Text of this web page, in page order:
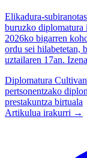
Elikadura-
buruzko diplomatura
2026ko bigarren
ordu sei hilabetetan,
uztailaren 17an.
Diplomatura
pertsonentzako
prestakuntza birtuala
Artikulua irakurri →